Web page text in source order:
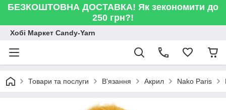
БЕЗКОШТОВНА ДОСТАВКА! Як зекономити до
250 грн?!
Хобі Маркет Candy-Yarn
Товари та послуги В'язання Акрил Nako Paris